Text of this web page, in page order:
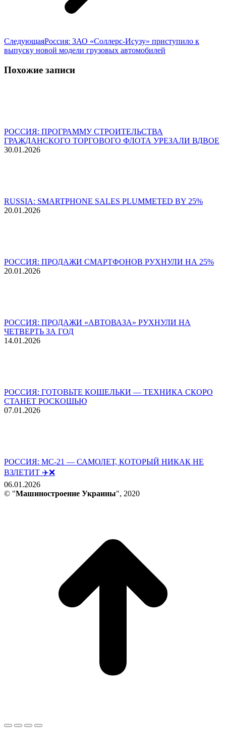
СледующаяСледующая
запись:
Россия: ЗАО «Соллерс-Исузу» приступило к
выпуску новой модели грузовых автомобилей
Похожие записи
РОССИЯ: ПРОГРАММУ СТРОИТЕЛЬСТВА
ГРАЖДАНСКОГО ТОРГОВОГО ФЛОТА УРЕЗАЛИ ВДВОЕ
30.01.2026
RUSSIA: SMARTPHONE SALES PLUMMETED BY 25%
20.01.2026
РОССИЯ: ПРОДАЖИ СМАРТФОНОВ РУХНУЛИ НА 25%
20.01.2026
РОССИЯ: ПРОДАЖИ «АВТОВАЗА» РУХНУЛИ НА
ЧЕТВЕРТЬ ЗА ГОД
14.01.2026
РОССИЯ: ГОТОВЬТЕ КОШЕЛЬКИ — ТЕХНИКА СКОРО
СТАНЕТ РОСКОШЬЮ
07.01.2026
РОССИЯ: МС-21 — САМОЛЕТ, КОТОРЫЙ НИКАК НЕ
ВЗЛЕТИТ ✈️❌
06.01.2026
© "Машиностроение Украины", 2020